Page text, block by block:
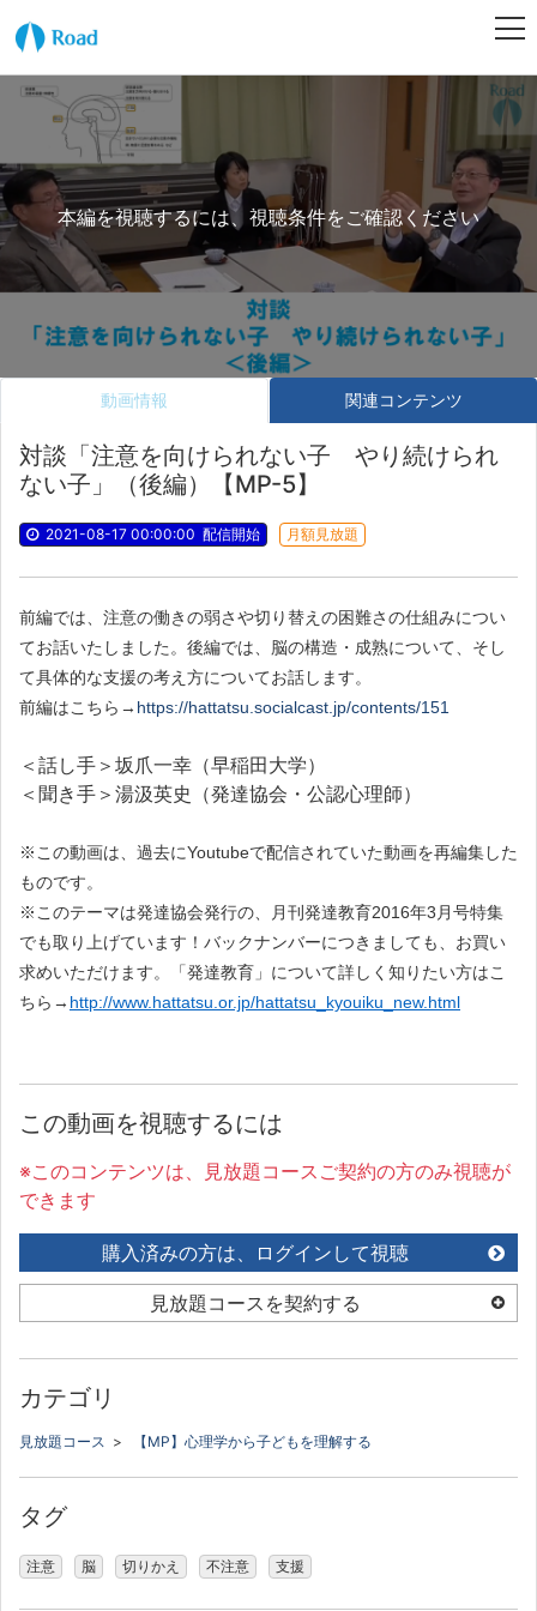
本編を視聴するには、視聴条件をご確認ください
動画情報 関連コンテンツ
対談「注意を向けられない子 やり続けられ
ない子」（後編）【MP-5】
2021-08-17 00:00:00 配信開始 月額見放題
前編では、注意の働きの弱さや切り替えの困難さの仕組みについ
てお話いたしました。後編では、脳の構造・成熟について、そし
て具体的な支援の考え方についてお話します。
前編はこちら→ https://hattatsu.socialcast.jp/contents/151
＜話し手＞坂爪一幸（早稲田大学）
＜聞き手＞湯汲英史（発達協会・公認心理師）
※この動画は、過去にYoutubeで配信されていた動画を再編集した
ものです。
※このテーマは発達協会発行の、月刊発達教育2016年3月号特集
でも取り上げています！バックナンバーにつきましても、お買い
求めいただけます。「発達教育」について詳しく知りたい方はこ
ちら→ http://www.hattatsu.or.jp/hattatsu_kyouiku_new.html
この動画を視聴するには
※このコンテンツは、見放題コースご契約の方のみ視聴が
できます
購入済みの方は、ログインして視聴
見放題コースを契約する
カテゴリ
見放題コース > 【MP】心理学から子どもを理解する
タグ
注意 脳 切りかえ 不注意 支援